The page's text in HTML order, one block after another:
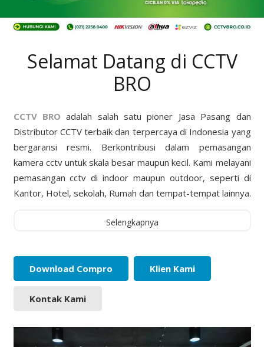
Selamat Datang di CCTV
BRO
CCTV BRO adalah salah satu pioner Jasa Pasang dan
Distributor CCTV terbaik dan terpercaya di Indonesia yang
bergaransi resmi. Berkontribusi dalam pemasangan
kamera cctv untuk skala besar maupun kecil. Kami melayani
pemasangan cctv di indoor maupun outdoor, seperti di
Kantor, Hotel, sekolah, Rumah dan tempat-tempat lainnya.
Selengkapnya
Download Compro Klien Kami
Kontak Kami